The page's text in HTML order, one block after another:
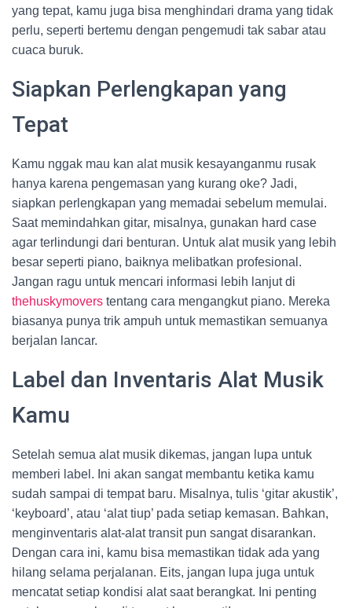
yang tepat, kamu juga bisa menghindari drama yang tidak
perlu, seperti bertemu dengan pengemudi tak sabar atau
cuaca buruk.
Siapkan Perlengkapan yang
Tepat
Kamu nggak mau kan alat musik kesayanganmu rusak
hanya karena pengemasan yang kurang oke? Jadi,
siapkan perlengkapan yang memadai sebelum memulai.
Saat memindahkan gitar, misalnya, gunakan hard case
agar terlindungi dari benturan. Untuk alat musik yang lebih
besar seperti piano, baiknya melibatkan profesional.
Jangan ragu untuk mencari informasi lebih lanjut di
thehuskymovers tentang cara mengangkut piano. Mereka
biasanya punya trik ampuh untuk memastikan semuanya
berjalan lancar.
Label dan Inventaris Alat Musik
Kamu
Setelah semua alat musik dikemas, jangan lupa untuk
memberi label. Ini akan sangat membantu ketika kamu
sudah sampai di tempat baru. Misalnya, tulis ‘gitar akustik’,
‘keyboard’, atau ‘alat tiup’ pada setiap kemasan. Bahkan,
menginventaris alat-alat transit pun sangat disarankan.
Dengan cara ini, kamu bisa memastikan tidak ada yang
hilang selama perjalanan. Eits, jangan lupa juga untuk
mencatat setiap kondisi alat saat berangkat. Ini penting